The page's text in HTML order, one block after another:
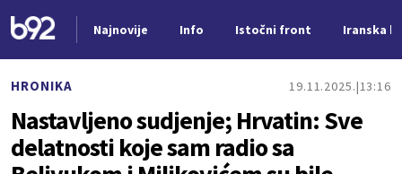
Najnovije Info Istočni front Iranska
HRONIKA 19.11.2025. 13:16
Nastavljeno sudjenje; Hrvatin: Sve
delatnosti koje sam radio sa